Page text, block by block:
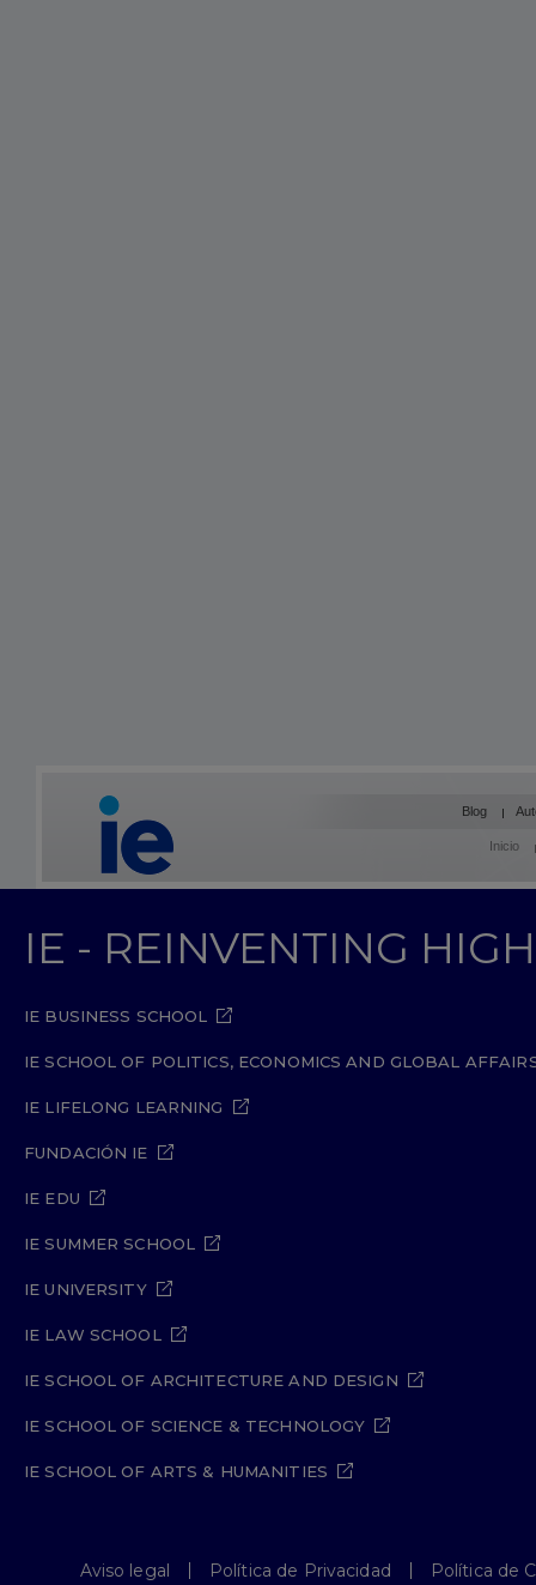
Blog
Inicio
IE - REINVENTING
IE BUSINESS SCHOOL
IE SCHOOL OF POLITICS, ECONOMICS AND GLOBAL
IE LIFELONG LEARNING
FUNDACIÓN IE
IE EDU
IE SUMMER SCHOOL
IE UNIVERSITY
IE LAW SCHOOL
IE SCHOOL OF ARCHITECTURE AND DESIGN
IE SCHOOL OF SCIENCE & TECHNOLOGY
IE SCHOOL OF ARTS & HUMANITIES
Aviso legal Política de Privacidad Política de